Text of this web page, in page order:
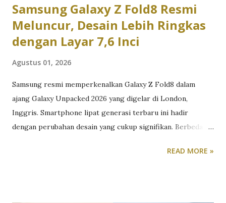
Samsung Galaxy Z Fold8 Resmi
Meluncur, Desain Lebih Ringkas
dengan Layar 7,6 Inci
Agustus 01, 2026
Samsung resmi memperkenalkan Galaxy Z Fold8 dalam
ajang Galaxy Unpacked 2026 yang digelar di London,
Inggris. Smartphone lipat generasi terbaru ini hadir
dengan perubahan desain yang cukup signifikan. Berbeda
Fold8 mengusung bodi yang lebih pendek dan lebarREAD MORE »